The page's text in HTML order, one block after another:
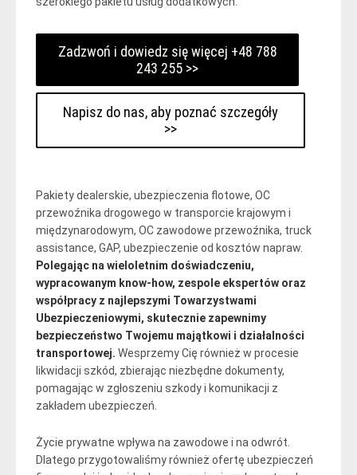
Zadzwoń i dowiedz się więcej +48 788
243 255 >>
Napisz do nas, aby poznać szczegóły
>>
Pakiety dealerskie, ubezpieczenia flotowe, OC
przewoźnika drogowego w transporcie krajowym i
międzynarodowym, OC zawodowe przewoźnika, truck
assistance, GAP, ubezpieczenie od kosztów napraw.
Polegając na wieloletnim doświadczeniu,
wypracowanym know-how, zespole ekspertów oraz
współpracy z najlepszymi Towarzystwami
Ubezpieczeniowymi, skutecznie zapewnimy
bezpieczeństwo Twojemu majątkowi i działalności
transportowej. Wesprzemy Cię również w procesie
likwidacji szkód, zbierając niezbędne dokumenty,
pomagając w zgłoszeniu szkody i komunikacji z
zakładem ubezpieczeń.
Życie prywatne wpływa na zawodowe i na odwrót.
Dlatego przygotowaliśmy również ofertę ubezpieczeń